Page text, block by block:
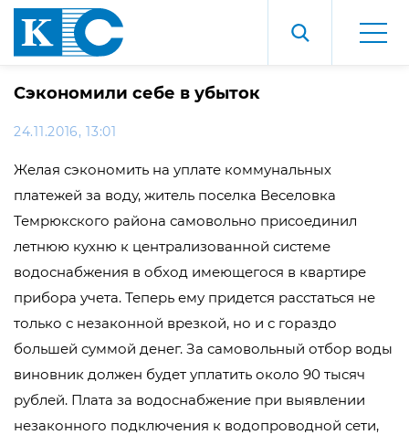
Сэкономили себе в убыток
24.11.2016, 13:01
Желая сэкономить на уплате коммунальных
платежей за воду, житель поселка Веселовка
Темрюкского района самовольно присоединил
летнюю кухню к централизованной системе
водоснабжения в обход имеющегося в квартире
прибора учета. Теперь ему придется расстаться не
только с незаконной врезкой, но и с гораздо
большей суммой денег. За самовольный отбор воды
виновник должен будет уплатить около 90 тысяч
рублей. Плата за водоснабжение при выявлении
незаконного подключения к водопроводной сети,